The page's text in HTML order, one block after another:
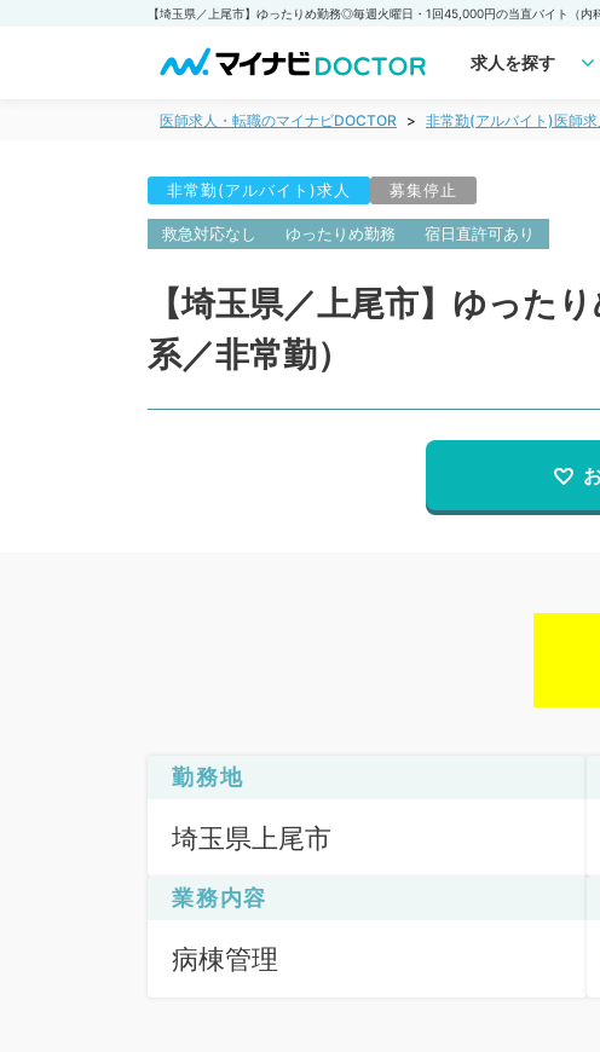
求人を探す
医師求人・転職のマイナビDOCTOR 非常勤(アルバイト)医師求
非常勤(アルバイト)求人 募集停止
救急対応なし ゆったりめ勤務 宿日直許可あり
【埼玉県／上尾市】ゆった
系／非常勤）
勤務地
埼玉県上尾市
業務内容
病棟管理